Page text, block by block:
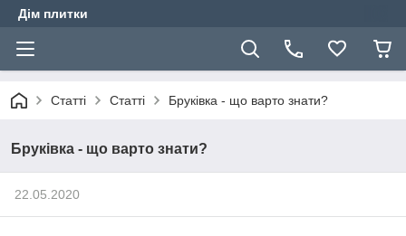
Дім плитки
Статті Статті Бруківка - що варто знати?
Бруківка - що варто знати?
22.05.2020